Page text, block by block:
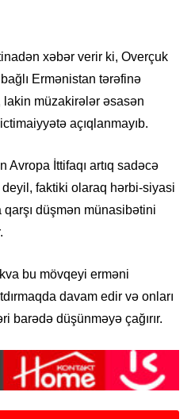
xəbər verir ki, Overçuk
Ermənistan tərəfinə
lakin müzakirələr əsasən
açıqlanmayıb.
İttifaqı artıq sadəcə
faktiki olaraq hərbi-siyasi
düşmən münasibətini
bu mövqeyi erməni
davam edir və onları
barədə düşünməyə çağırır.